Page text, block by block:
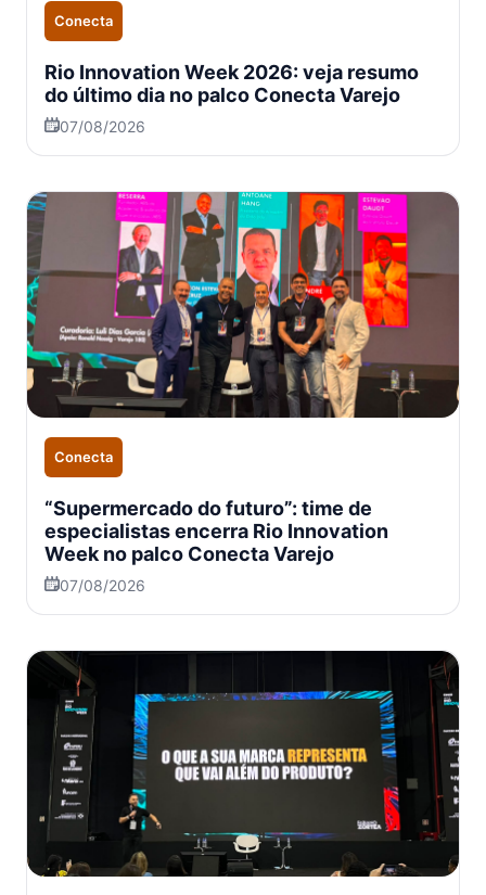
Conecta
Rio Innovation Week 2026: veja resumo
do último dia no palco Conecta Varejo
07/08/2026
Conecta
“Supermercado do futuro”: time de
especialistas encerra Rio Innovation
Week no palco Conecta Varejo
07/08/2026